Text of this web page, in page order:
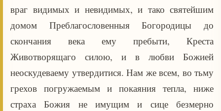
враг видимых и невидимых, и тако святейшим
домом Преблагословенныя Богородицы до
скончания века ему пребыти, Креста
Животворящаго силою, и в любви Божией
неоскудеваему утвердитися. Нам же всем, во тьму
грехов погружаемым и покаяния тепла, ниже
страха Божия не имущим и сице безмерно